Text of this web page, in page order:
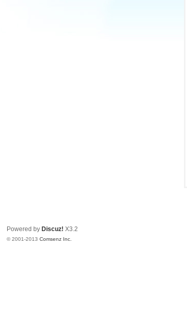
Powered by Discuz! X3.2
© 2001-2013Comsenz Inc.